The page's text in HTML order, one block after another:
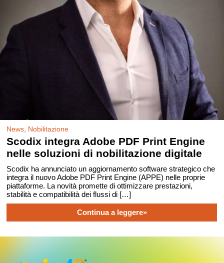
News, Nobilitazione
Scodix integra Adobe PDF Print Engine
nelle soluzioni di nobilitazione digitale
Scodix ha annunciato un aggiornamento software strategico che
integra il nuovo Adobe PDF Print Engine (APPE) nelle proprie
piattaforme. La novità promette di ottimizzare prestazioni,
stabilità e compatibilità dei flussi di […]
Continua a leggere»